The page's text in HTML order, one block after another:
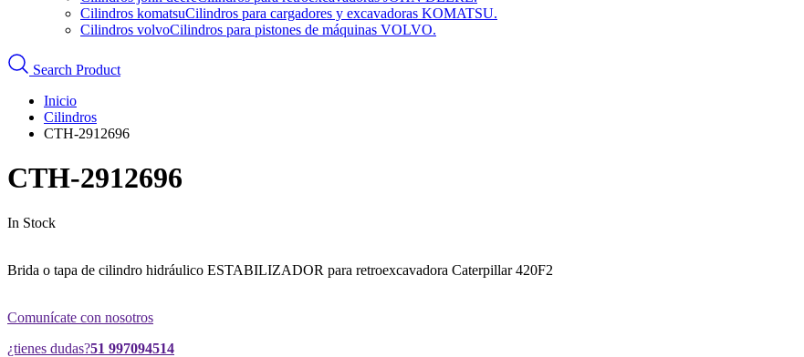
Cilindros komatsuCilindros para cargadores y excavadoras KOMATSU.
Cilindros volvoCilindros para pistones de máquinas VOLVO.
Search Product
Inicio
Cilindros
CTH-2912696
CTH-2912696
In Stock
Brida o tapa de cilindro hidráulico ESTABILIZADOR para retroexcavadora Caterpillar 420F2
Comunícate con nosotros
¿tienes dudas?51 997094514